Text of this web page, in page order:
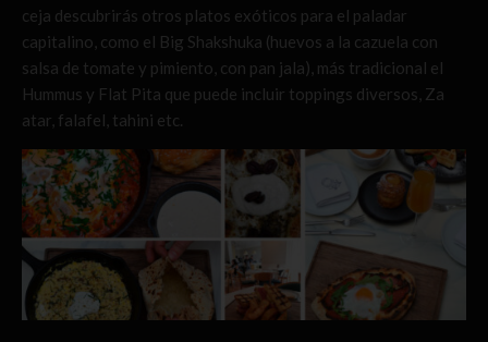
ceja descubrirás otros platos exóticos para el paladar
capitalino, como el Big Shakshuka (huevos a la cazuela con
salsa de tomate y pimiento, con pan jala), más tradicional el
Hummus y Flat Pita que puede incluir toppings diversos, Za
atar, falafel, tahini etc.